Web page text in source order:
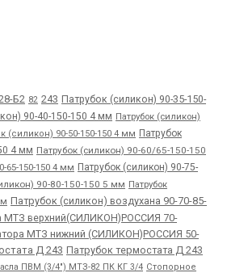
Б2 82 243 Патрубок (силикон) 90-35-150-
90-40-150-150 4 мм Патрубок (силикон)
(силикон) 90-50-150-150 4 мм Патрубок
4 мм Патрубок (силикон) 90-60/65-150-150
65-150-150 4 мм Патрубок (силикон) 90-75-
90-80-150-150 5 мм Патрубок
Патрубок (силикон) воздухана 90-70-85-
МТЗ верхний(СИЛИКОН)РОССИЯ 70-
МТЗ нижний (СИЛИКОН)РОССИЯ 50-
Д 243 Патрубок термостата Д 243
ПВМ (3/4") МТЗ-82 ПК КГ 3/4 Стопорное